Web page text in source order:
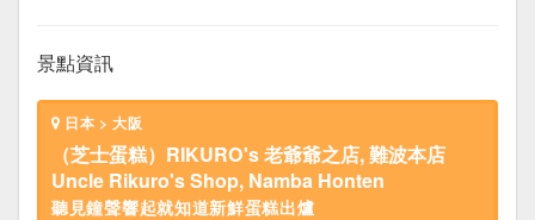
景點資訊
日本 > 大阪
（芝士蛋糕）RIKURO's 老爺爺之店, 難波本店
Uncle Rikuro's Shop, Namba Honten
聽見鐘聲響起就知道新鮮蛋糕出爐